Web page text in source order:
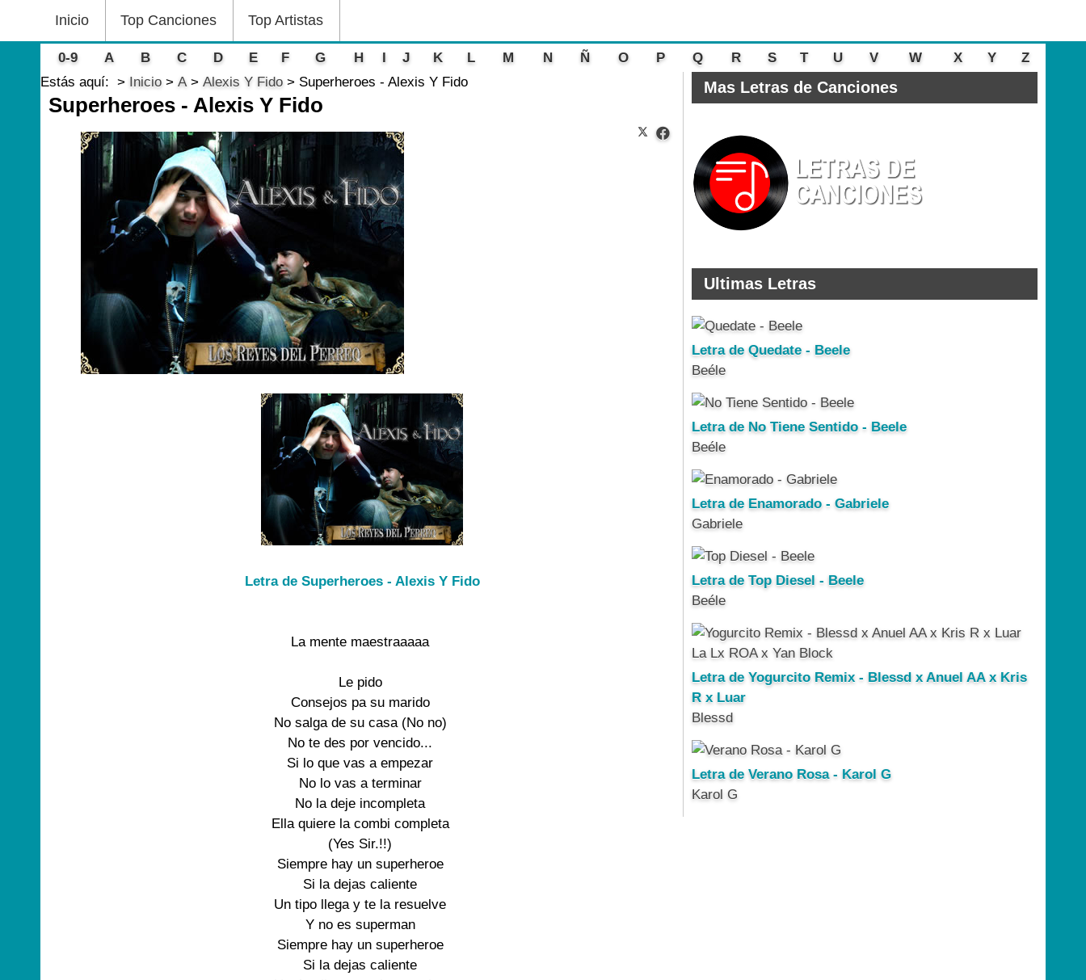
Inicio Top Canciones Top Artistas
0-9 A B C D E F G H I J K L M N Ñ O P Q R S T U V W X Y
Z
Estás aquí:
Inicio A Alexis Y Fido Superheroes - Alexis Y Fido
Superheroes - Alexis Y Fido
Letra de Superheroes - Alexis Y Fido
La mente maestraaaaa
Le pido
Consejos pa su marido
No salga de su casa (No no)
No te des por vencido...
Si lo que vas a empezar
No lo vas a terminar
No la deje incompleta
Ella quiere la combi completa
(Yes Sir.!!)
Siempre hay un superheroe
Si la dejas caliente
Un tipo llega y te la resuelve
Y no es superman
Siempre hay un superheroe
Si la dejas caliente
Mas Letras de Canciones
Ultimas Letras
Letra de Quedate - Beele
Beéle
Letra de No Tiene Sentido - Beele
Beéle
Letra de Enamorado - Gabriele
Gabriele
Letra de Top Diesel - Beele
Beéle
Letra de Yogurcito Remix - Blessd x Anuel AA x Kris
R x Luar
Blessd
Letra de Verano Rosa - Karol G
Karol G